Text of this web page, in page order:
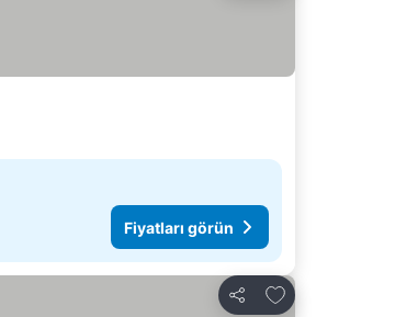
Fiyatları görün
Paylaş
Favorilerime ekle